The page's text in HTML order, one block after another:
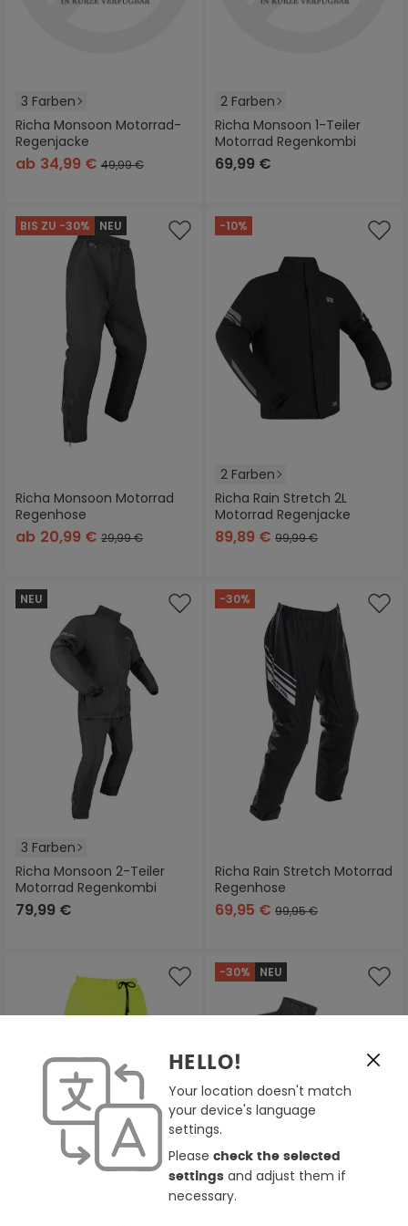
3 Farben
Richa Monsoon Motorrad-
Regenjacke
ab 34,99 € 49,99 €
2 Farben
Richa Monsoon 1-Teiler
Motorrad Regenkombi
69,99 €
BIS ZU -30% NEU
Richa Monsoon Motorrad
Regenhose
ab 20,99 € 29,99 €
-10%
2 Farben
Richa Rain Stretch 2L
Motorrad Regenjacke
89,89 € 99,99 €
NEU
3 Farben
Richa Monsoon 2-Teiler
Motorrad Regenkombi
79,99 €
-30%
Richa Rain Stretch Motorrad
Regenhose
69,95 € 99,95 €
-30% NEU
HELLO!
Your location doesn't match
your device's language
settings.
Please check the selected
settings and adjust them if
necessary.